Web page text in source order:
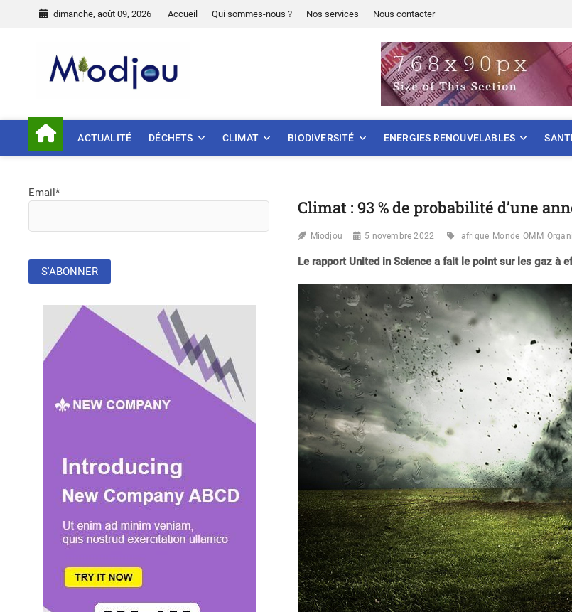
dimanche, août 09, 2026 Accueil Qui sommes-nous ? Nos services Nous contacter
ACTUALITÉ DÉCHETS CLIMAT BIODIVERSITÉ ENERGIES RENOUVELABLES
Climat : 93 % de probabilité d’une
Miodjou 5 novembre 2022 afrique Monde OMM
Le rapport United in Science a fait le point sur les gaz à
Email*